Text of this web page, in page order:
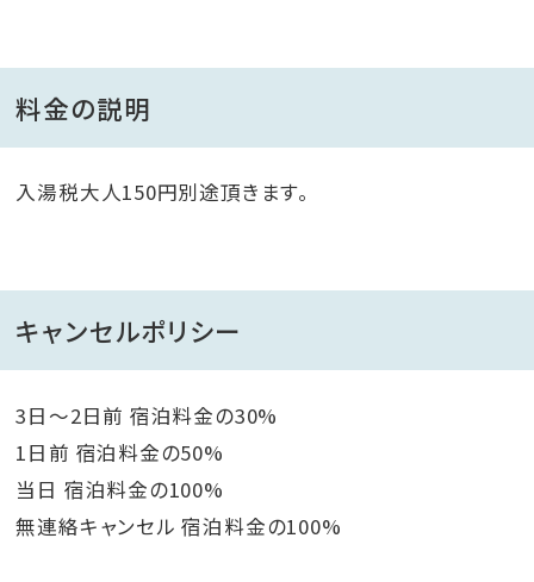
料金の説明
入湯税大人150円別途頂きます。
キャンセルポリシー
3日～2日前 宿泊料金の30%
1日前 宿泊料金の50%
当日 宿泊料金の100%
無連絡キャンセル 宿泊料金の100%